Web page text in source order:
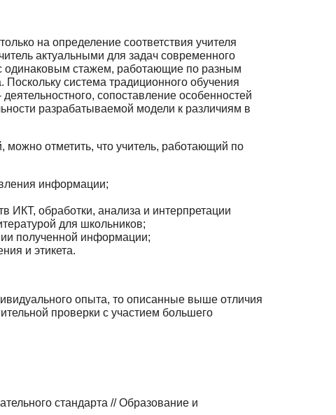
на определение соответствия учителя
актуальными для задач совре­менного
одинаковым стажем, работающие по разным
система традицион­ного обучения
сопоставление особенностей
разрабатываемой модели к различиям в
можно отметить, что учитель, работающий по
информации;
ИКТ, обработки, анализа и интерпретации
для школьников;
полученной информации;
и этикета.
опыта, то описанные выше отличия
проверки с участи­ем большего
стандарта // Образование и